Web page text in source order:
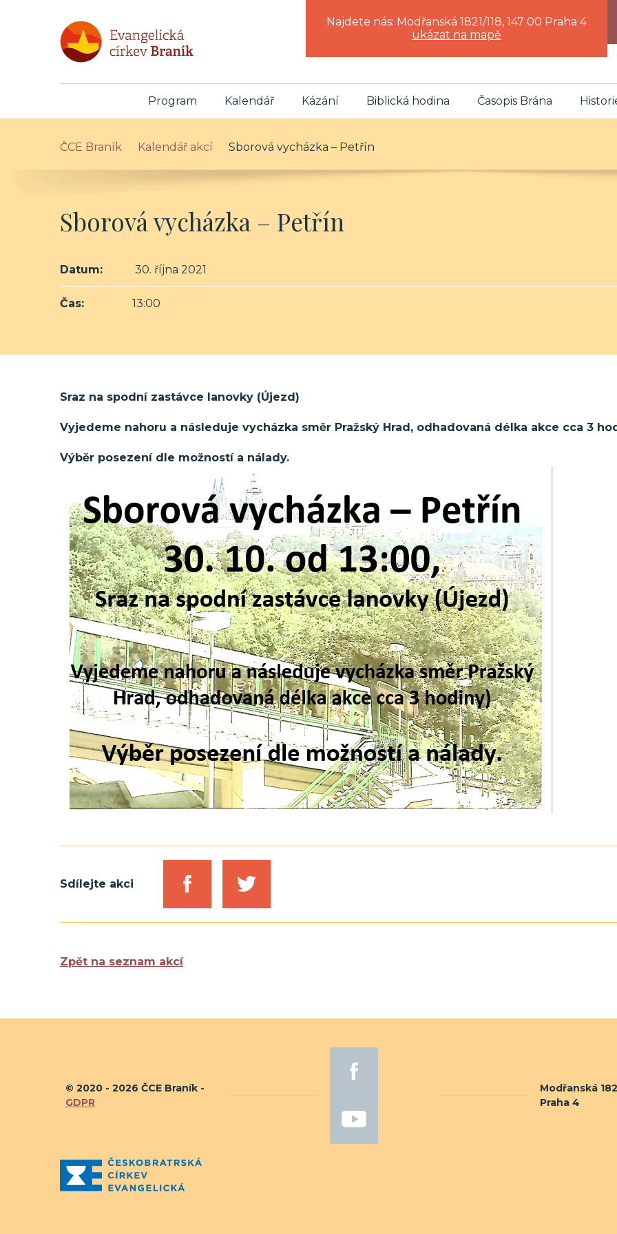
Najdete nás: Modřanská 1821/118, 147 00 Praha 4
ukázat na mapě
Program Kalendář Kázání Biblická hodina Časopis Brána
ČCE Braník Kalendář akcí Sborová vycházka – Petřín
Sborová vycházka – Petřín
Datum: 30. října 2021
Čas: 13:00
Sraz na spodní zastávce lanovky (Újezd)
Vyjedeme nahoru a následuje vycházka směr Pražský Hrad, odhadovaná délka akce cca 3
Výběr posezení dle možností a nálady.
Sdílejte akci
Zpět na seznam akcí
© 2020 - 2026 ČCE Braník -
GDPR
Modřanská
Praha 4